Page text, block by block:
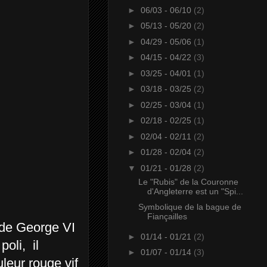
George VI
poli, il
rouge vif
► 06/03 - 06/10 (2)
► 05/13 - 05/20 (2)
► 04/29 - 05/06 (1)
► 04/15 - 04/22 (3)
► 03/25 - 04/01 (1)
► 03/18 - 03/25 (2)
► 02/25 - 03/04 (1)
► 02/18 - 02/25 (1)
► 02/04 - 02/11 (2)
► 01/28 - 02/04 (2)
▼ 01/21 - 01/28 (2)
Le "Rubis" de la Couronne
d'Angleterre est un "Spi...
Symbolique de la bague de
Fiançailles
► 01/14 - 01/21 (2)
► 01/07 - 01/14 (3)